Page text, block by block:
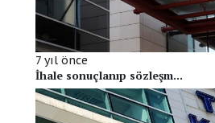
7 yıl önce
İhale sonuçlanıp sözleşm...